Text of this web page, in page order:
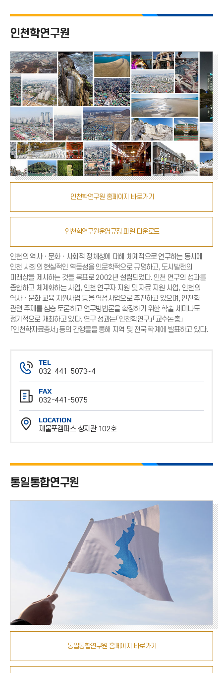
인천학연구원 홈페이지 바로가기
인천학연구원운영규정 파일 다운로드
인천학연구원
인천의 역사ㆍ문화ㆍ사회적 정체성에 대해 체계적으로 연구하는 동시에
인천 사회의 현실적인 역동성을 인문학적으로 규명하고, 도시발전의
미래상을 제시하는 것을 목표로 2002년 설립되었다. 인천 연구의 성과를
종합하고 체계화하는 사업, 인천 연구자 지원 및 자료 지원 사업, 인천의
역사ㆍ문화 교육 지원사업 등을 역점사업으로 추진하고 있으며, 인천학
관련 주제를 심층 토론하고 연구방법론을 확장하기 위한 학술 세미나도
정기적으로 개최하고 있다. 연구 성과는「인천학연구」「교수논총」
「인천학자료총서」등의 간행물을 통해 지역 및 전국 학계에 발표하고 있다.
TEL
032-441-5073~4
전
화
번
호
FAX
032-441-5075
팩
스
번
LOCATION
제물포캠퍼스 성지관 102호
통일통합연구원 홈페이지 바로가기
통일통합연구원